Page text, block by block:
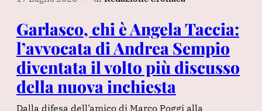
Garlasco, chi è Angela Taccia:
l’avvocata di Andrea Sempio
diventata il volto più discusso
della nuova inchiesta
Dalla difesa dell’amico di Marco Poggi alla